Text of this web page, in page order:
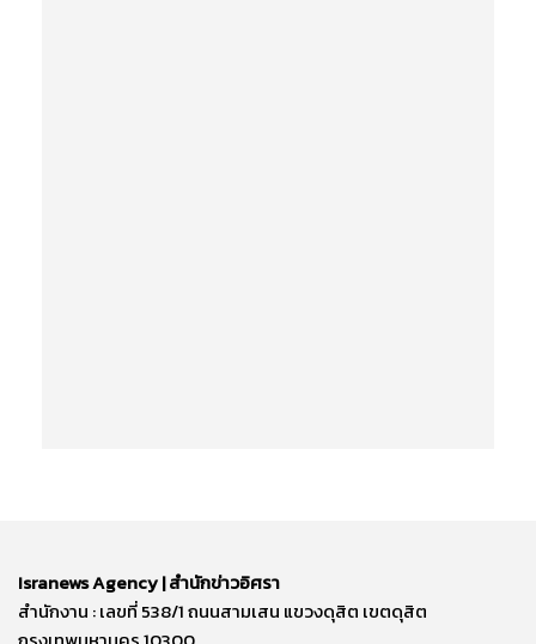
Isranews Agency | สำนักข่าวอิศรา
สำนักงาน : เลขที่ 538/1 ถนนสามเสน แขวงดุสิต เขตดุสิต